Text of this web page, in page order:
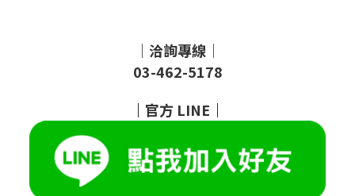
｜洽詢專線｜
03-462-5178
｜ 官方 LINE ｜